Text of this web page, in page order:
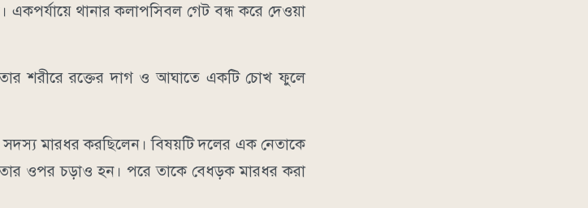
থানার কলাপসিবল গেট বন্ধ করে দেওয়া
শরীরে রক্তের দাগ ও আঘাতে একটি চোখ ফুলে
মারধর করছিলেন। বিষয়টি দলের এক নেতাকে
ওপর চড়াও হন। পরে তাকে বেধড়ক মারধর করা